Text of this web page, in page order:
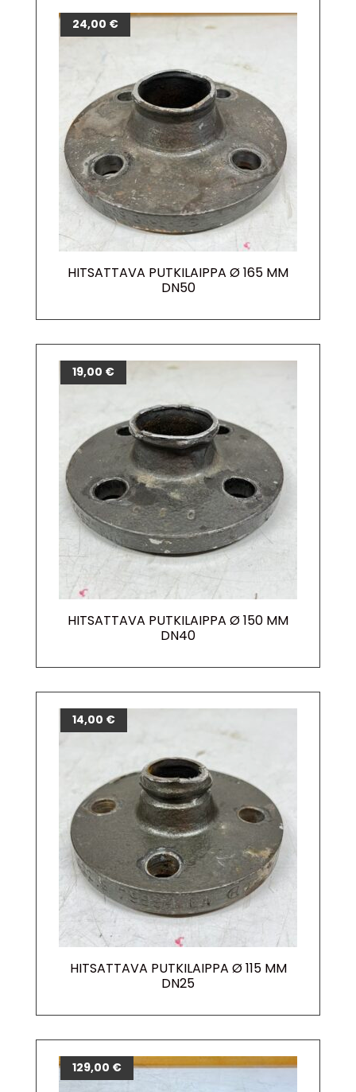
HITSATTAVA PUTKILAIPPA Ø 165 MM
DN50
24,00 €
HITSATTAVA PUTKILAIPPA Ø 150 MM
DN40
19,00 €
HITSATTAVA PUTKILAIPPA Ø 115 MM
DN25
14,00 €
129,00 €